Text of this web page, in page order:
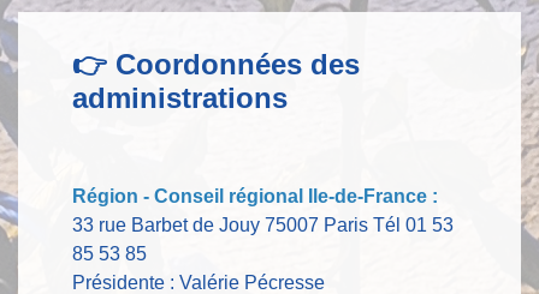
👉 Coordonnées des
administrations
Région - Conseil régional Ile-de-France :
33 rue Barbet de Jouy 75007 Paris Tél 01 53
85 53 85
Présidente : Valérie Pécresse